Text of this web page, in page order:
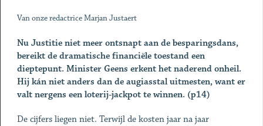
Van onze redactrice Marjan Justaert
Nu Justitie niet meer ontsnapt aan de besparingsdans,
bereikt de dramatische financiële toestand een
dieptepunt. Minister Geens erkent het naderend onheil.
Hij kán niet anders dan de augiasstal uitmesten, want er
valt nergens een loterij-jackpot te winnen. (p14)
De cijfers liegen niet. Terwijl de kosten jaar na jaar